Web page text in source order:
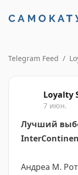
Telegram Feed /
Loyalty
7 июн.
Лучший
Андреа М.